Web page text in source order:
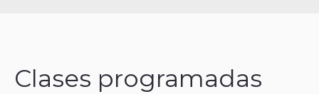
Clases programadas